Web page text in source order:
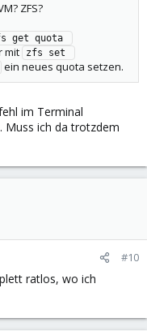
ZFS?
get quota
mit
zfs set
ein neues quota setzen.
im Terminal
Muss ich da trotzdem
#10
ratlos, wo ich